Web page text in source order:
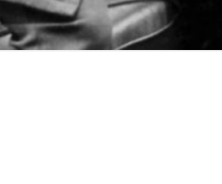
ne soit porté contre eux.